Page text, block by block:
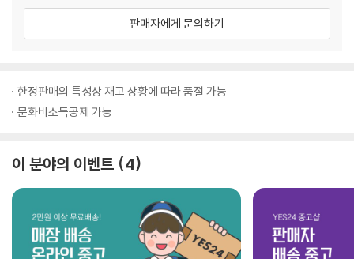
판매자에게 문의하기
한정판매의 특성상 재고 상황에 따라 품절 가능
문화비소득공제 가능
이 분야의 이벤트 4